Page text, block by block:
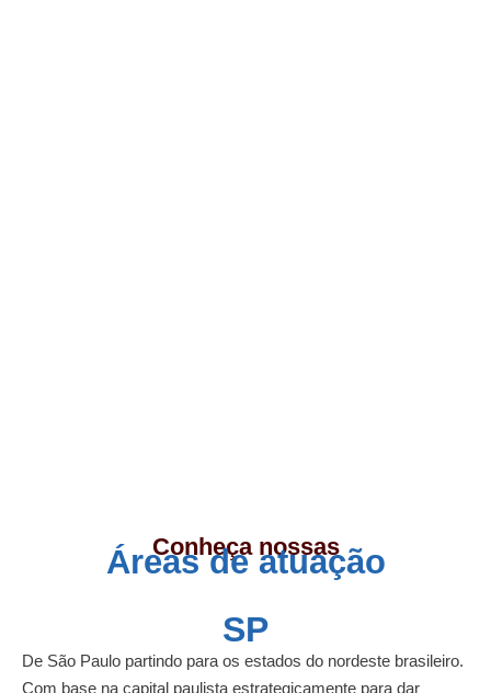
Conheça nossas
Áreas de atuação
SP
De São Paulo partindo para os estados do nordeste brasileiro.
Com base na capital paulista estrategicamente para dar